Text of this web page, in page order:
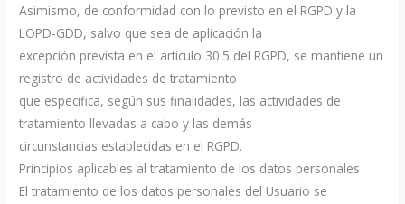
Asimismo, de conformidad con lo previsto en el RGPD y la
LOPD-GDD, salvo que sea de aplicación la
excepción prevista en el artículo 30.5 del RGPD, se mantiene un
registro de actividades de tratamiento
que especifica, según sus finalidades, las actividades de
tratamiento llevadas a cabo y las demás
circunstancias establecidas en el RGPD.
Principios aplicables al tratamiento de los datos personales
El tratamiento de los datos personales del Usuario se